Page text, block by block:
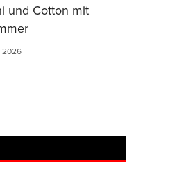
und Cotton mit
2026